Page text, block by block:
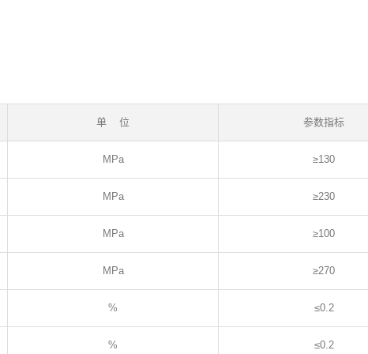
单 位 参数指标
MPa ≥130
MPa ≥230
MPa ≥100
MPa ≥270
% ≤0.2
% ≤0.2